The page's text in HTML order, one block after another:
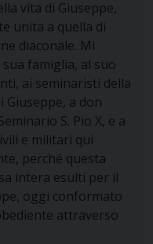
vita di Giuseppe,
unita a quella di
diaconale. Mi
famiglia, al suo
ai seminaristi della
Giuseppe, a don
S. Pio X, e a
e militari qui
perché questa
intera esulti per il
oggi conformato
attraverso